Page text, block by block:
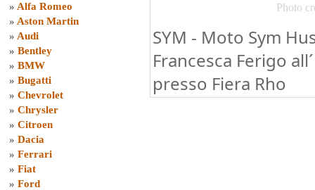
» Alfa Romeo
» Aston Martin
» Audi
» Bentley
» BMW
» Bugatti
» Chevrolet
» Chrysler
» Citroen
» Dacia
» Ferrari
» Fiat
» Ford
Photo
SYM - Moto Sym
Francesca Ferigo
presso Fiera Rho